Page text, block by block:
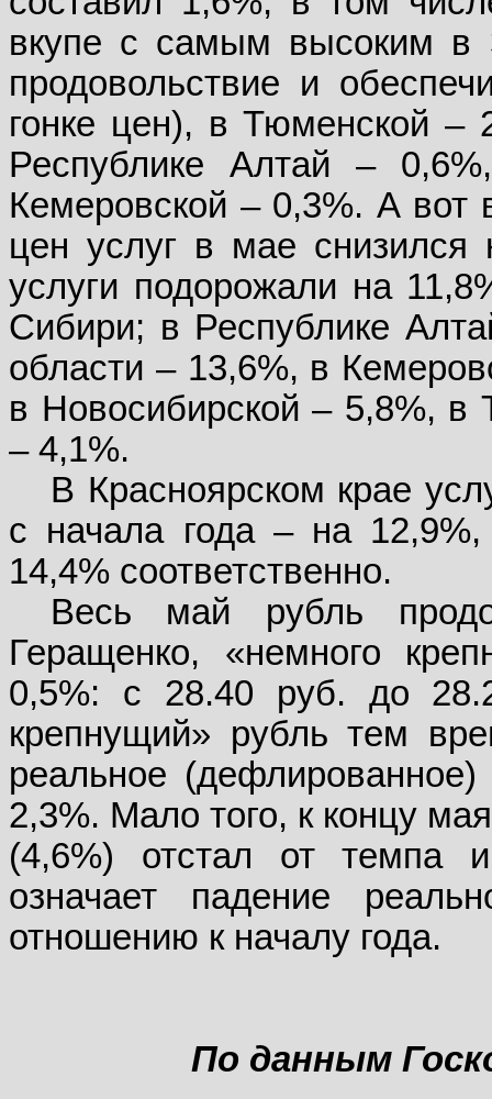
вкупе с самым высоким в
продовольствие и
гонке цен), в Тюменской –
Республике Алтай –
Кемеровской – 0,3%. А вот
цен услуг в мае
услуги подорожали на
Сибири; в Республике
области – 13,6%, в
в Новосибирской – 5,8%, в
– 4,1%.
В Красноярском крае
с начала года – на
14,4% соответственно.
Весь май рубль
Геращенко, «немного
0,5%: с 28.40 руб. до
крепнущий» рубль тем
реальное
2,3%. Мало того, к концу
(4,6%) отстал от темпа
означает падение
отношению к началу года.
По данным